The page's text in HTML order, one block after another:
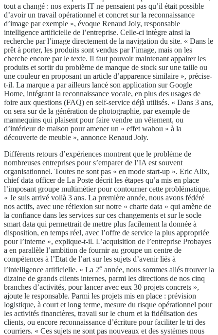
tout a changé : nos experts IT ne pensaient pas qu’il était possible
d’avoir un travail opérationnel et concret sur la reconnaissance
d’image par exemple », évoque Renaud Joly, responsable
intelligence artificielle de l’entreprise. Celle-ci intègre ainsi la
recherche par l’image directement de la navigation du site. « Dans le
prêt à porter, les produits sont vendus par l’image, mais on les
cherche encore par le texte. Il faut pouvoir maintenant appairer les
produits et sortir du problème de manque de stock sur une taille ou
une couleur en proposant un article d’apparence similaire », précise-
t-il. La marque a par ailleurs lancé son application sur Google
Home, intégrant la reconnaissance vocale, en plus des usages de
foire aux questions (FAQ) en self-service déjà utilisés. « Dans 3 ans,
on sera sur de la génération de photographie, par exemple de
mannequins qui plaisent pour faire vendre un vêtement, ou
d’intérieur de maison pour amener un « effet wahou » à la
découverte de meuble », annonce Renaud Joly.
Différents retours d’expériences montrent que le problème de
nombreuses entreprises pour s’emparer de l’IA est souvent
organisationnel. Toutes ne sont pas « en mode start-up ». Eric Alix,
chief data officer de La Poste décrit les étapes qu’a mis en place
l’imposant groupe multimétier pour contourner cette problématique.
« Je suis arrivé voilà 3 ans. La première année, nous avons fédéré
nos actifs, avec une réflexion sur notre « charte data » qui amène de
la confiance dans les services sur ces changements et sur le socle
smart data qui permettrait de mettre plus facilement la donnée à
disposition, en temps réel, avec l’offre de service la plus appropriée
pour l’interne », explique-t-il. L’acquisition de l’entreprise Probayes
a en parallèle l’ambition de fournir au groupe un centre de
compétences à l’Etat de l’art sur les sujets d’avenir liés à
l’intelligence artificielle. « La 2e année, nous sommes allés trouver la
dizaine de grands clients internes, parmi les directions de nos cinq
branches d’activités, pour lancer avec eux 30 projets concrets »,
ajoute le responsable. Parmi les projets mis en place : prévision
logistique, à court et long terme, mesure du risque opérationnel pour
les activités financières, travail sur le churn et la fidélisation des
clients, ou encore reconnaissance d’écriture pour faciliter le tri des
courriers. « Ces sujets ne sont pas nouveaux et des systèmes nous